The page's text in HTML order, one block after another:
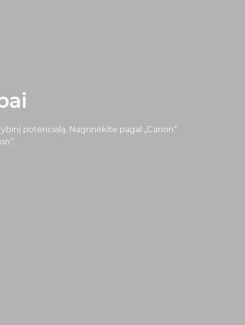
potencialą. Nagrinėkite pagal „Canon“